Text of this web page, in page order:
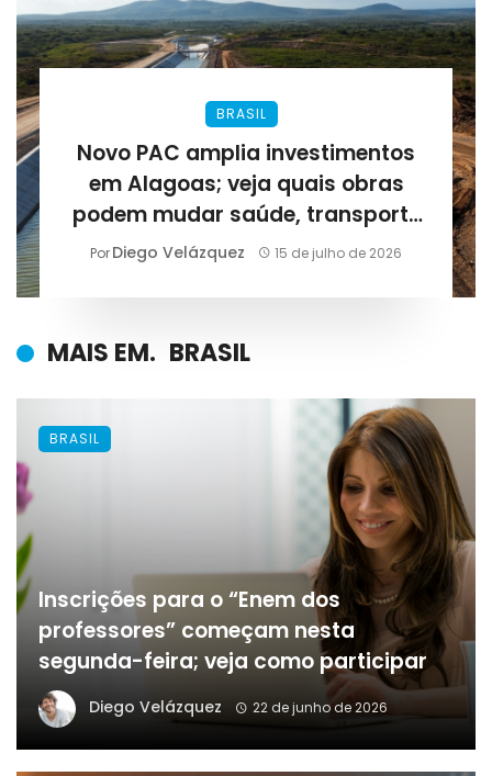
BRASIL
Novo PAC amplia investimentos
em Alagoas; veja quais obras
podem mudar saúde, transporte
e abastecimento
PorDiego Velázquez 15 de julho de 2026
MAIS EM. BRASIL
Inscrições para o “Enem dos
professores” começam nesta
segunda-feira; veja como participar
Diego Velázquez 22 de junho de 2026
BRASIL